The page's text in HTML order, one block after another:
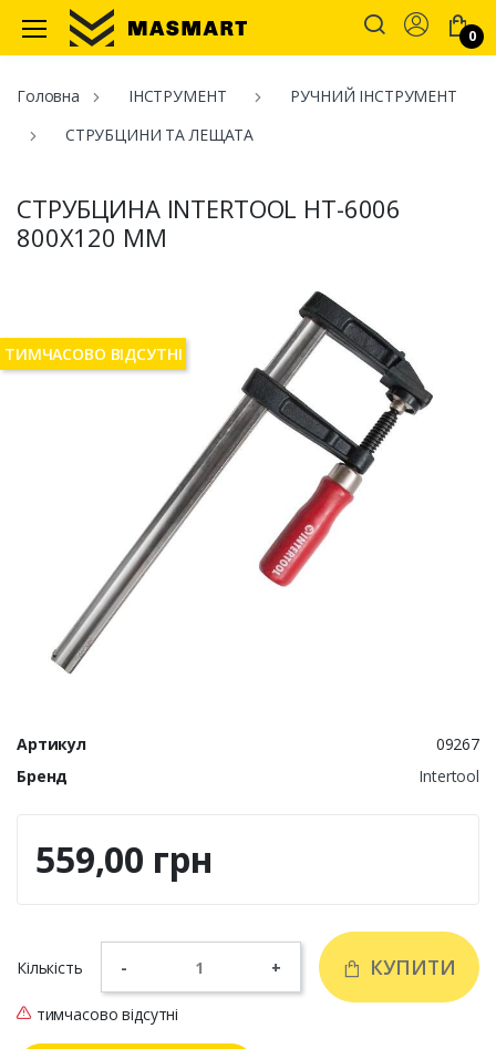
Masmart
Account
0
Головна ІНСТРУМЕНТ
РУЧНИЙ ІНСТРУМЕНТ
СТРУБЦИНИ ТА ЛЕЩАТА
СТРУБЦИНА INTERTOOL HT-6006
800Х120 ММ
ТИМЧАСОВО ВІДСУТНІ
Артикул
09267
Бренд
Intertool
559,00 грн
Кількість - + КУПИТИ
тимчасово відсутні